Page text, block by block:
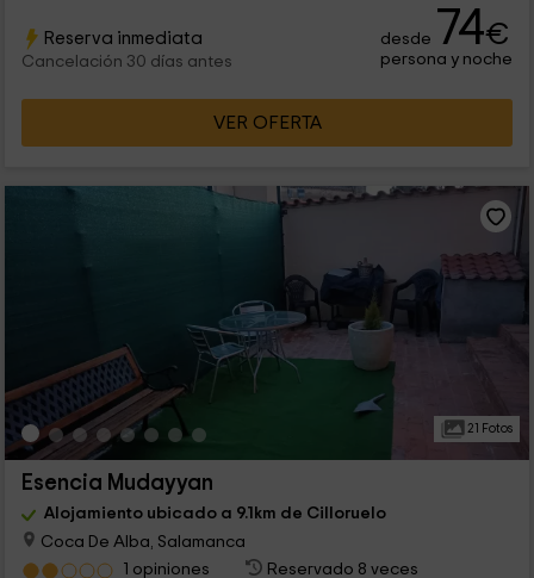
Reserva inmediata
Cancelación 30 días antes
desde 74€
persona y noche
VER OFERTA
21 Fotos
Esencia Mudayyan
Alojamiento ubicado a 9.1km de Cilloruelo
Coca De Alba, Salamanca
1 opiniones
Reservado 8 veces